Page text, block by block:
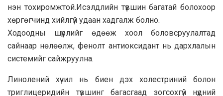
нэн тохиромжтой.Исэлдлийн түвшин багатай болохоор
хөргөгчинд хийлгүй удаан хадгалж болно.
Ходоодны шүүрлийг өдөөж хоол боловсруулалтад
сайнаар нөлөөлж, фенолт антиоксидант нь дархлалын
системийг сайжруулна.
Линолений хүчил нь биен дэх холестриний болон
триглицеридийн түвшинг багасгаад зогсохгүй нүдний